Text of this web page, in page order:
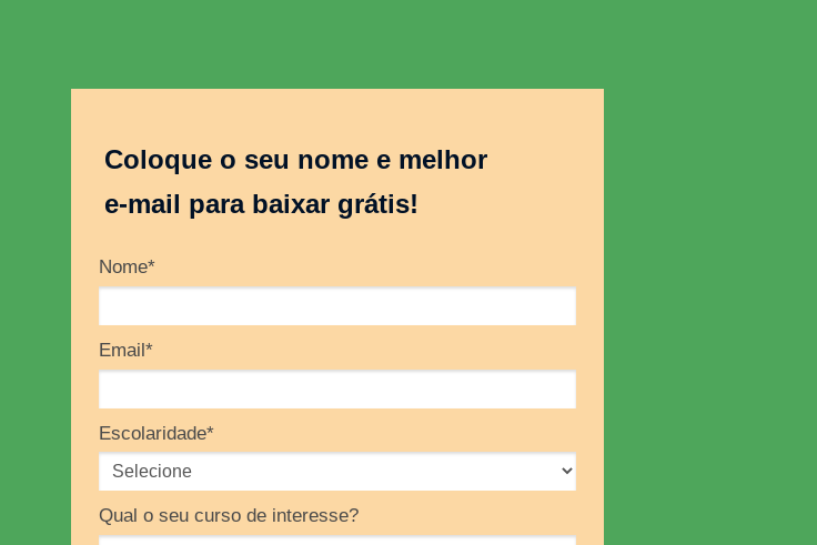
Coloque o seu nome e melhor
e-mail para baixar grátis!
Nome*
Email*
Escolaridade*
Qual o seu curso de interesse?